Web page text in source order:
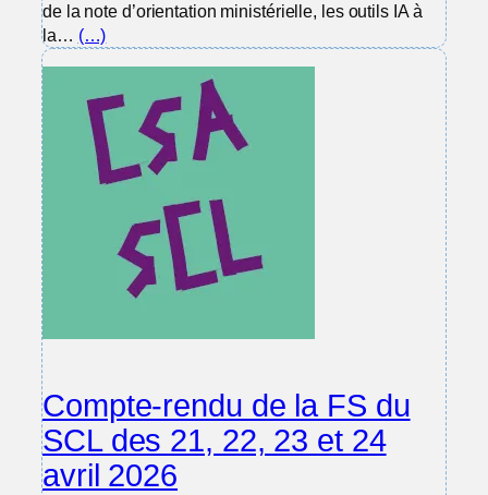
de la note d’orientation ministérielle, les outils IA à
la… (…)
Compte-rendu de la FS du
SCL des 21, 22, 23 et 24
avril 2026